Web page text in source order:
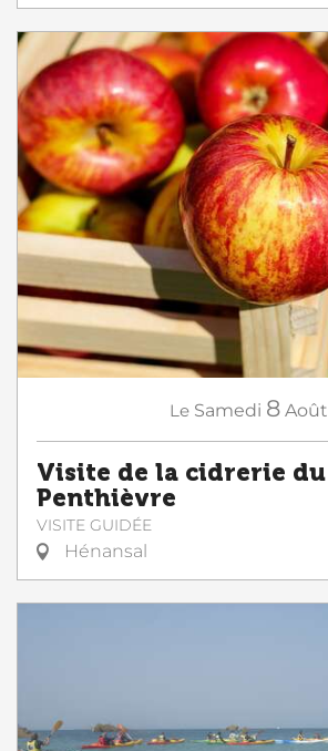
Le Samedi 8 Août
Visite de la cidrerie du
Penthièvre
VISITE GUIDÉE
Hénansal